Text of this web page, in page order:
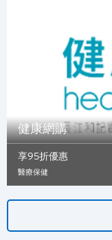
健康網購
享95折優惠
醫療保健
Polski
Russian